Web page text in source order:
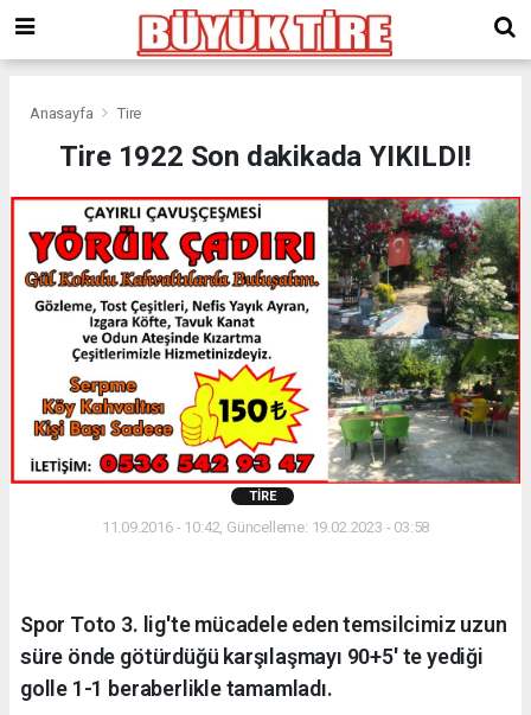
giriş
kingroyal
Anasayfa Tire
Tire 1922 Son dakikada YIKILDI!
TIRE
11.09.2016 - 10:42, Güncelleme: 19.02.2023 - 03:58
Spor Toto 3. lig'te mücadele eden temsilcimiz uzun
süre önde götürdüğü karşılaşmayı 90+5' te yediği
golle 1-1 beraberlikle tamamladı.